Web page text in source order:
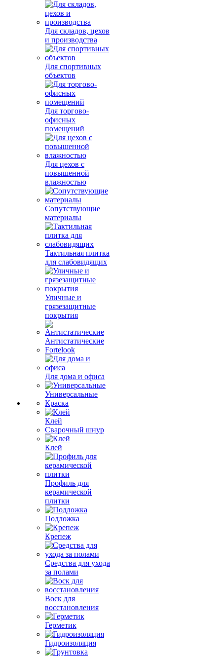
Для складов, цехов
и производства
Для спортивных
объектов
Для торгово-
офисных
помещений
Для цехов с
повышенной
влажностью
Сопутствующие
материалы
Тактильная плитка
для слабовидящих
Уличные и
грязезащитные
покрытия
Антистатические
Fortelook
Для дома и офиса
Универсальные
Краска
Клей
Сварочный шнур
Клей
Профиль для
керамической
плитки
Подложка
Крепеж
Средства для ухода
за полами
Воск для
восстановления
Герметик
Гидроизоляция